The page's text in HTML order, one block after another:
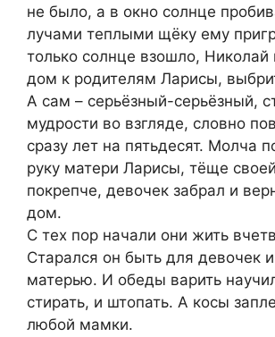
не было, а в окно солнце
лучами теплыми щёку ему
только солнце взошло,
дом к родителям Ларисы,
А сам – серьёзный-серьёзный,
мудрости во взгляде, словно
сразу лет на пятьдесят. Молча
руку матери Ларисы, тёще
покрепче, девочек забрал и
дом.
С тех пор начали они жить
Старался он быть для девочек
матерью. И обеды варить
стирать, и штопать. А косы
любой мамки.